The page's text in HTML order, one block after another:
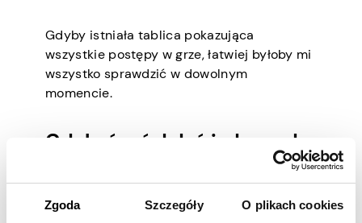
Zgoda Szczegóły O plikach cookies
Gdyby istniała tablica pokazująca
wszystkie postępy w grze, łatwiej byłoby mi
wszystko sprawdzić w dowolnym
momencie.
Gdybyś mógł dać jedną radę
nowym użytkownikom, co by